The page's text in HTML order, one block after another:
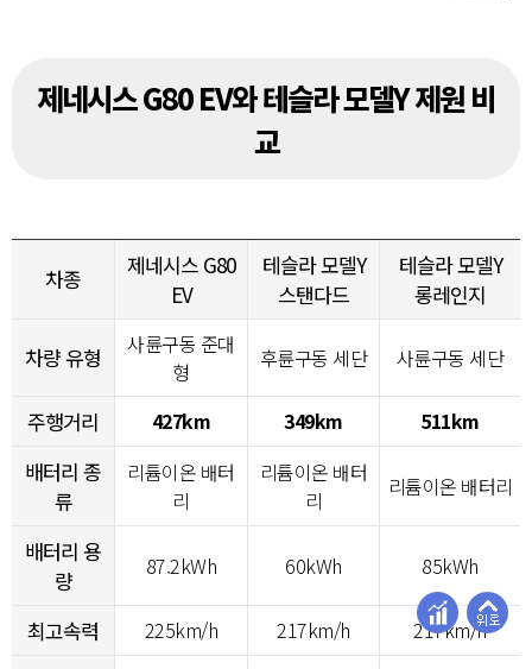
제네시스 G80 EV와 테슬라 모델Y 제원 비
교
차종
제네시스 G80
EV
테슬라 모델Y
스탠다드
테슬라 모델Y
롱레인지
차량 유형
사륜구동 준대
형
후륜구동 세단 사륜구동 세단
주행거리 427km 349km 511km
배터리 종
류
리튬이온 배터
리
리튬이온 배터
리
리튬이온 배터리
배터리 용
량
87.2kWh 60kWh 85kWh
최고속력 225km/h 217km/h 217km/h